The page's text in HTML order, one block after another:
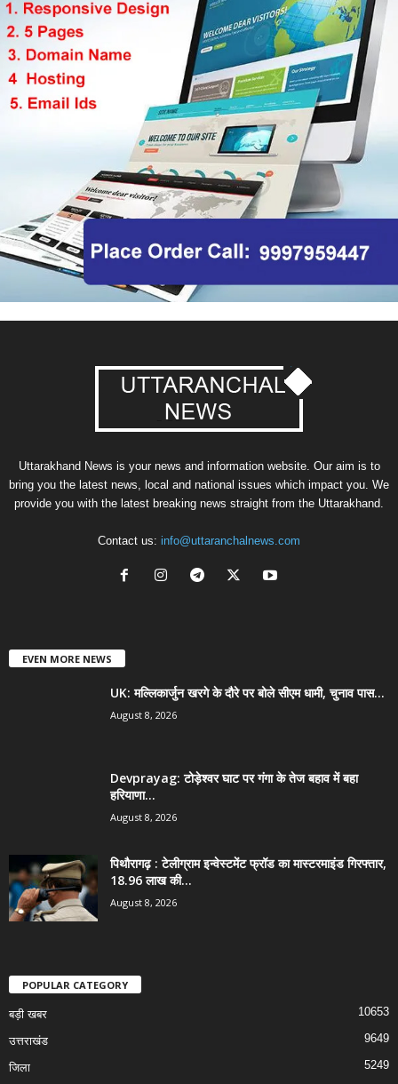
Uttarakhand News is your news and information website. Our aim is to
bring you the latest news, local and national issues which impact you. We
provide you with the latest breaking news straight from the Uttarakhand.
Contact us: info@uttaranchalnews.com
EVEN MORE NEWS
UK: मल्लिकार्जुन खरगे के दौरे पर बोले सीएम धामी, चुनाव पास...
August 8, 2026
Devprayag: टोड़ेश्वर घाट पर गंगा के तेज बहाव में बहा
हरियाणा...
August 8, 2026
पिथौरागढ़ : टेलीग्राम इन्वेस्टमेंट फ्रॉड का मास्टरमाइंड गिरफ्तार,
18.96 लाख की...
August 8, 2026
POPULAR CATEGORY
बड़ी खबर 10653
उत्तराखंड 9649
जिला 5249